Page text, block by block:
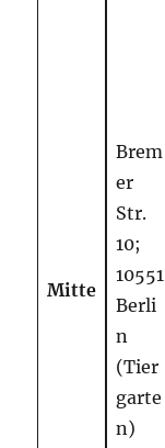
Mitte
Brem
er
Str.
10;
10551
Berli
n
(Tier
garte
n)